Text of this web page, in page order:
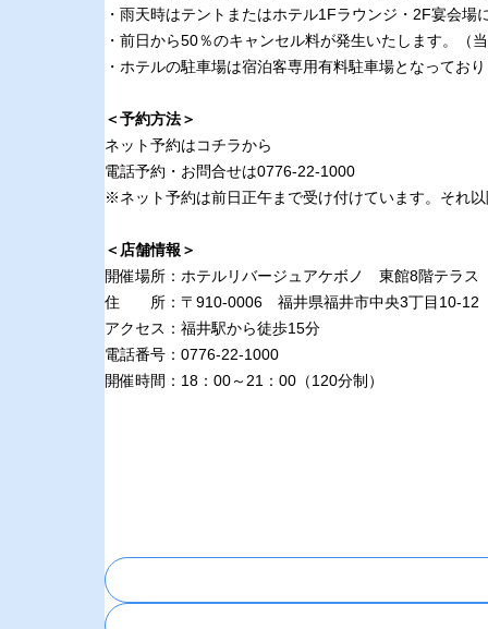
・雨天時はテントまたはホテル1Fラウンジ・2F宴会場
・前日から50％のキャンセル料が発生いたします。（
・ホテルの駐車場は宿泊客専用有料駐車場となってお
＜予約方法＞
ネット予約はコチラから
電話予約・お問合せは0776-22-1000
※ネット予約は前日正午まで受け付けています。それ
＜店舗情報＞
開催場所：ホテルリバージュアケボノ 東館8階テラス
住 所：〒910-0006 福井県福井市中央3丁目10-12
アクセス：福井駅から徒歩15分
電話番号：0776-22-1000
開催時間：18：00～21：00（120分制）